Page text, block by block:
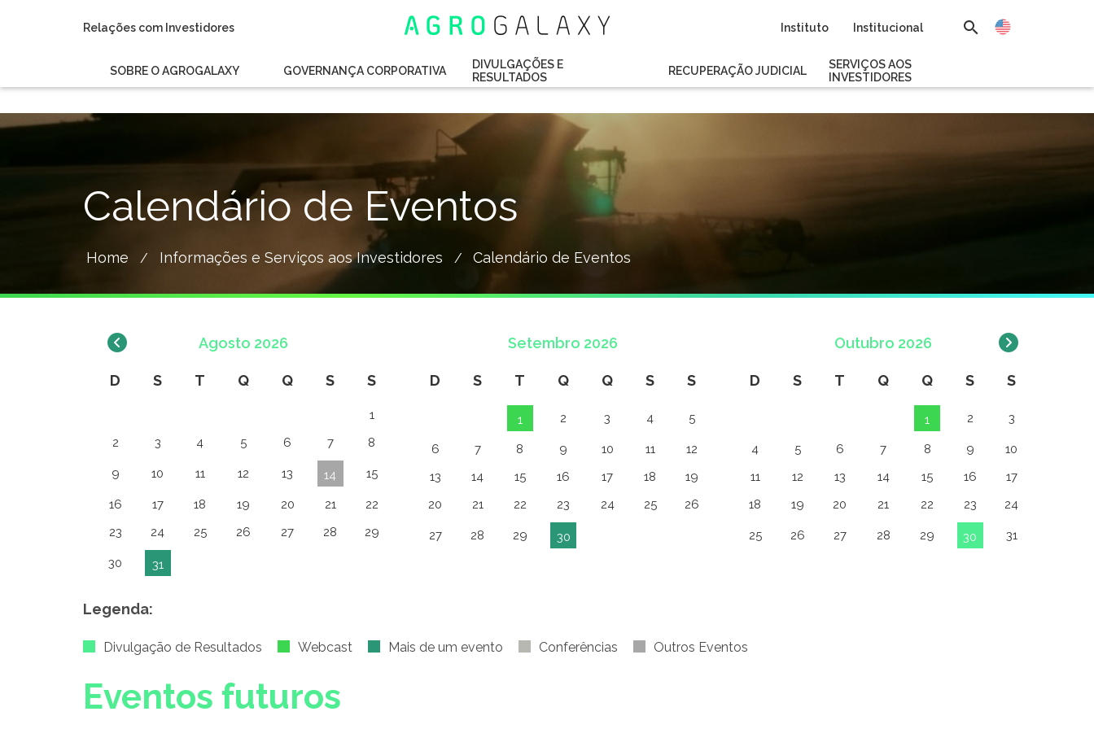
Relações com Investidores Instituto Institucional
SOBRE O AGROGALAXY GOVERNANÇA CORPORATIVA
DIVULGAÇÕES E
RESULTADOS
RECUPERAÇÃO JUDICIAL
SERVIÇOS AOS
INVESTIDORES
Calendário de Eventos
Home / Informações e Serviços aos Investidores / Calendário de Eventos
Agosto 2026
D S T Q Q S S
1
2
3 4 5 6 7 8
9 10 11 12 13 14 15
16 17 18 19 20 21
22
23
24 25 26 27 28 29
30 31
Setembro 2026
D S T Q Q S S
1 2 3 4 5
6 7 8 9 10 11
12
13
14 15 16 17 18
19
20
21 22 23 24 25 26
27 28 29 30
Outubro 2026
D S T Q Q S S
1 2 3
4 5 6 7 8 9
10
11
12 13 14 15 16
17
18
19 20 21 22 23 24
25 26 27 28 29 30 31
Legenda:
Divulgação de Resultados Webcast Mais de um evento Conferências Outros Eventos
Eventos futuros